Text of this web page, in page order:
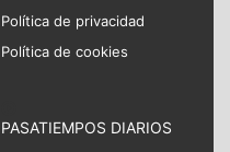
Política de privacidad
Política de cookies
PASATIEMPOS DIARIOS